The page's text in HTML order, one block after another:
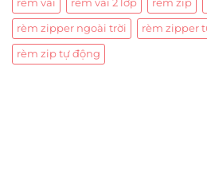
rèm vải rèm vải 2 lớp rèm zip
rèm zipper ngoài trời rèm zipper
rèm zip tự động